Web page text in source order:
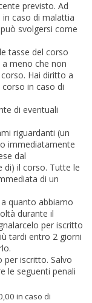
previsto. Ad
caso di malattia
svolgersi come
tasse del corso
meno che non
Hai diritto a
in caso di
di eventuali
riguardanti (un
immediatamente
dal
il corso. Tutte le
di un
quanto abbiamo
durante il
per iscritto
tardi entro 2 giorni
per iscritto. Salvo
le seguenti penali
in caso di